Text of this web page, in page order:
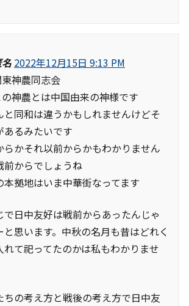
2022年12月15日 9:13 PM
神農同志会
の神農とは中国由来の神様です
と同和は違うかもしれませんけどそ
あるみたいです
らかそれ以前からかもわかりません
前からでしょうね
本拠地はいま中華街なってます
で日中友好は戦前からあったんじゃ
と思います。中秋の名月も昔はどれく
れて祀ってたのかは私もわかりませ
ちの考え方と戦後の考え方で日中友